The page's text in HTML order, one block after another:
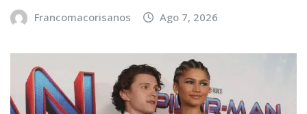
Francomacorisanos Ago 7, 2026